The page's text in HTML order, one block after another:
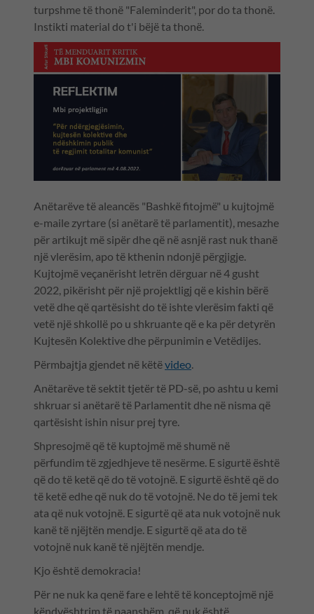
turpshme të thonë "Faleminderit", por do ta thonë.
Instikti material do t'i bëjë ta thonë.
Anëtarëve të aleancës "Bashkë fitojmë" u kujtojmë
e-maile zyrtare (si anëtarë të parlamentit), mesazhe
për artikujt më sipër dhe që në asnjë rast nuk thanë
një vlerësim, apo të kthenin ndonjë përgjigje.
Kujtojmë veçanërisht letrën dërguar në 4 gusht
2022, pikërisht për një projektligj që e kishin bërë
vetë dhe që qartësisht do të ishte vlerësim fakti që
vetë një shkollë po u shkruante që e ka për detyrën
Kujtesën Kolektive dhe përpunimin e Vetëdijes.
Përmbajtja gjendet në këtëvideo
Anëtarëve të sektit tjetër të PD-së, po ashtu u kemi
shkruar si anëtarë të Parlamentit dhe në nisma që
qartësisht ishin nisur prej tyre.
Shpresojmë që të kuptojmë më shumë në
përfundim të zgjedhjeve të nesërme. E sigurtë është
që do të ketë që do të votojnë. E sigurtë është që do
të ketë edhe që nuk do të votojnë. Ne do të jemi tek
ata që nuk votojnë. E sigurtë që ata nuk votojnë nuk
kanë të njëjtën mendje. E sigurtë që ata do të
votojnë nuk kanë të njëjtën mendje.
Kjo është demokracia!
Për ne nuk ka qenë fare e lehtë të konceptojmë një
këndvështrim të paanshëm, që nuk është